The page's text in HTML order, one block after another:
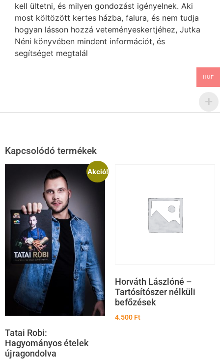
kell ültetni, és milyen gondozást igényelnek. Aki
most költözött kertes házba, falura, és nem tudja
hogyan lásson hozzá veteményeskertjéhez, Jutka
Néni könyvében mindent információt, és
segítséget megtalál
Kapcsolódó termékek
Akció!
Tatai Robi:
Hagyományos ételek
újragondolva
Horváth Lászlóné –
Tartósítószer nélküli
befőzések
4.500 Ft
HUF